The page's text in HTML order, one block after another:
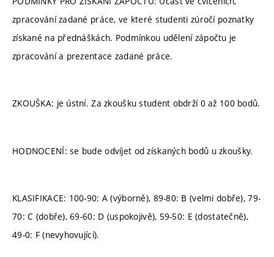
zpracování zadané práce, ve které studenti zúročí poznatky
získané na přednáškách. Podmínkou udělení zápočtu je
zpracování a prezentace zadané práce.
ZKOUŠKA: je ústní. Za zkoušku student obdrží 0 až 100 bodů.
HODNOCENÍ: se bude odvíjet od získaných bodů u zkoušky.
KLASIFIKACE: 100-90: A (výborně), 89-80: B (velmi dobře), 79-
70: C (dobře), 69-60: D (uspokojivě), 59-50: E (dostatečně),
49-0: F (nevyhovující).